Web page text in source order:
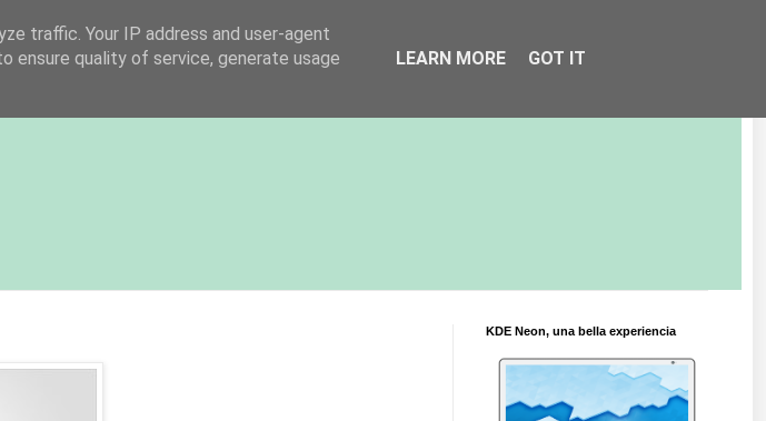
KDE Neon, una bella experiencia
traffic. Your IP address and user-agent
ensure quality of service, generate usage
LEARN MORE GOT IT